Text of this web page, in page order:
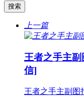
上一篇
王者之手主
信]
王者之手主副图